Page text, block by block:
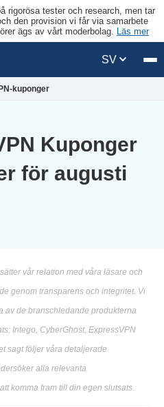
rigorösa tester och research, men tar
den provision vi får via samarbete
ägs av vårt moderbolag. Läs mer
SV
kuponger
Kuponger
för augusti
vår relation med våra läsare och
genom transparens och integritet. Vi
av de branschledande produkterna
Intego, CyberGhost, ExpressVPN
sagt följer våra detaljerade
alla relevanta
komma fram till din egen slutsats.